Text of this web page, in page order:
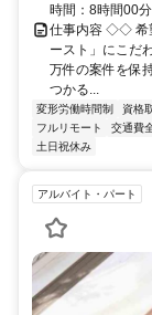
時間：8時間00
仕事内容 ◇◇ 希
ースト」にこだ
万件の案件を保
つかる...
変形労働時間制 資格
フルリモート
交通費
土日祝休み
アルバイト・パート